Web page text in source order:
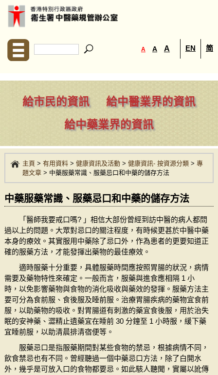
A A A EN 简
給市民的資訊
給中醫業界的資訊
給中藥業界的資訊
主頁 > 有用資料> 健康資訊及活動> 健康資訊- 按資源分類> 專
題文章> 中藥服藥常識、服藥忌口和中藥的儲存方法
中藥服藥常識、服藥忌口和中藥的儲存方法
「醫師我要戒口嗎? 」相信大部份曾經到訪中醫的病人都問
過以上的問題。大眾對忌口的關注程度，有時候更甚於中醫中藥
本身的療效。其實服用中藥除了忌口外，作為患者的更要知道正
確的服藥方法，才能發揮出藥物的最佳療效。
適時服藥十分重要，具體服藥時間應按照胃腸的狀況，病情
需要及藥物特性來確定。一般而言，服藥與進食應相隔 1 小
時，以免影響藥物與食物的消化吸收與藥效的發揮。服藥方法主
要可分為食前服、食後服及睡前服。治療胃腸疾病的藥物宜食前
服，以助藥物的吸收。對胃腸道有刺激的藥宜食後服，用於治失
眠的安神藥、澀精止遺藥宜在睡前 30 分鐘至 1 小時服，緩下藥
宜睡前服，以助清晨排清宿便等。
服藥忌口是指服藥期間對某些食物的禁忌，根據病情不同，
飲食禁忌也有不同。曾經聽過一個中藥忌口方法，除了白開水
外，幾乎是可放入口的食物都要忌。如此駭人聽聞，實屬以訛傳